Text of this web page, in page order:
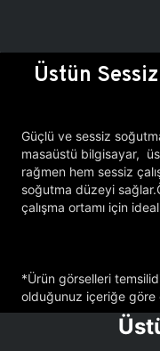
Üstün
Güçlü ve sessiz
masaüstü bilgisayar,
rağmen hem sessiz
soğutma düzeyi
çalışma ortamı için
*Ürün görselleri
olduğunuz içeriğe